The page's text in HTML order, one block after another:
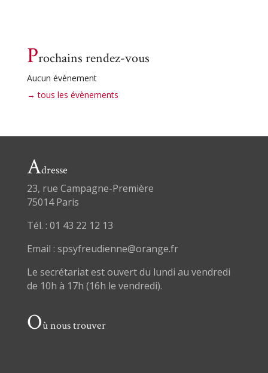
Prochains rendez-vous
Aucun évènement
→ tous les évènements
Adresse
23, rue Campagne-Première
75014 Paris
Tél. : 01 43 22 12 13
Email : spsyfreudienne@orange.fr
Le secrétariat est ouvert du lundi au vendredi
de 10h à 17h (16h le vendredi).
Où nous trouver